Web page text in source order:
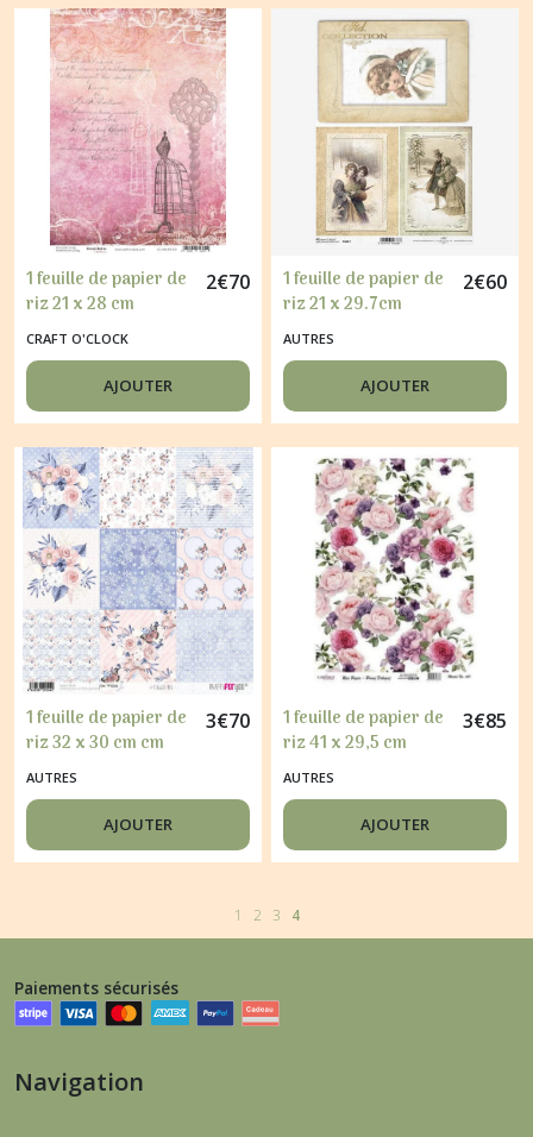
1 feuille de papier de
riz 21 x 28 cm
découpage collage
CRAFT O'CLOCK
DREAM SHADOW
2€70
CRAFT O'CLOCK
AJOUTER
1 feuille de papier de
riz 21 x 29.7cm
découpage
collagePERSONNAGE
RETRO 1027
2€60
AUTRES
AJOUTER
1 feuille de papier de
riz 32 x 30 cm cm
découpage collage
PAPERS FOR YOU
2044
3€70
AUTRES
AJOUTER
1 feuille de papier de
riz 41 x 29,5 cm
découpage collage
CADENCE FLEUR ROSE
811
3€85
AUTRES
AJOUTER
1 2 3 4
Paiements sécurisés
Navigation